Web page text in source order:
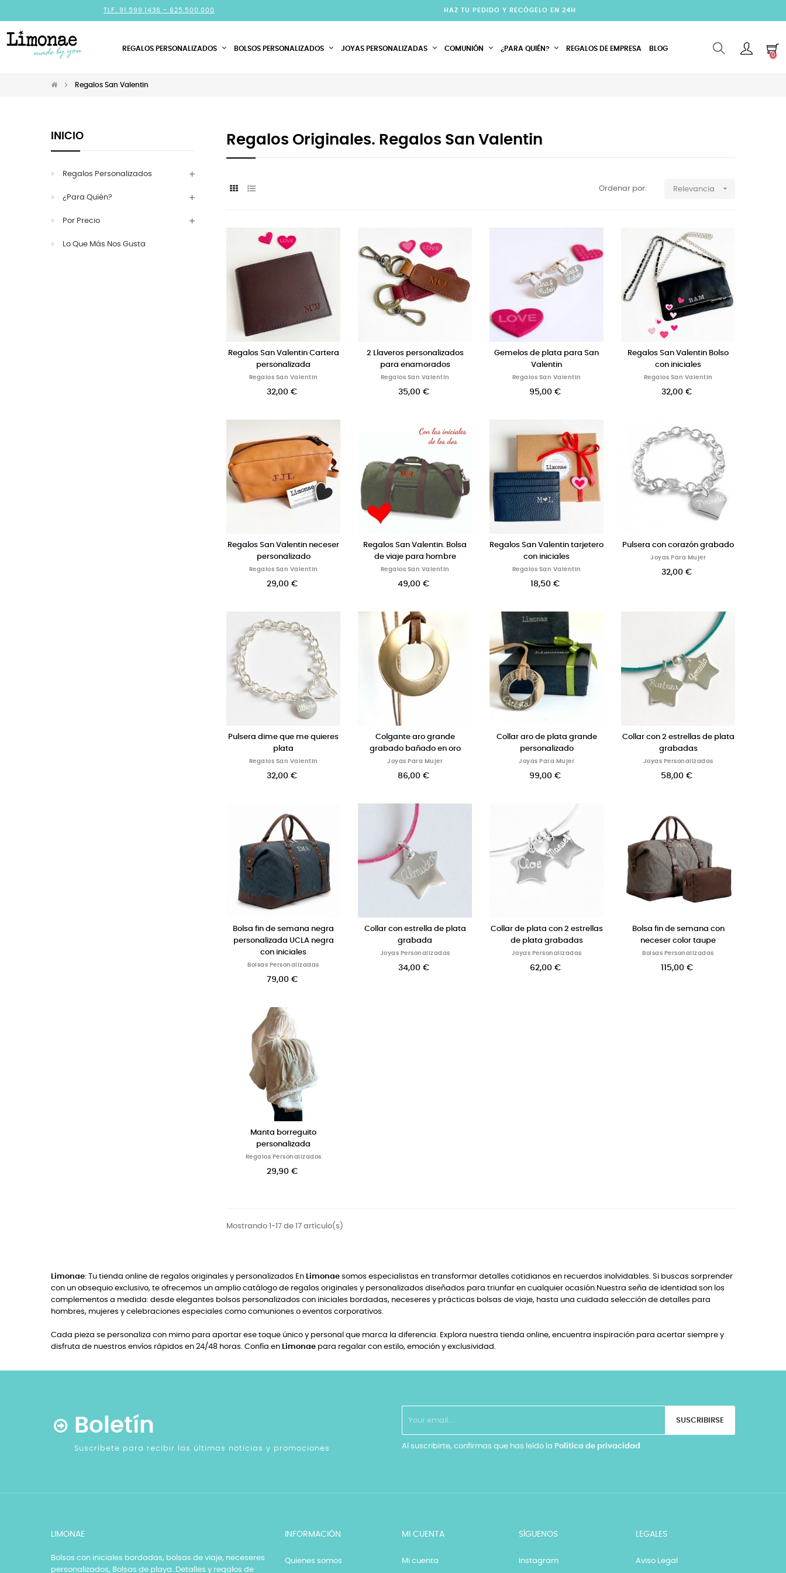
TLF. 91.599.1436 - 625.500.000 HAZ TU PEDIDO Y RECÓGELO EN 24H
REGALOS PERSONALIZADOS BOLSOS PERSONALIZADOS JOYAS PERSONALIZADAS COMUNIÓN ¿PARA QUIÉN? REGALOS DE EMPRESA BLOG
0
Regalos San Valentin
INICIO
Regalos Personalizados
¿Para Quién?
Por Precio
Lo Que Más Nos Gusta
Regalos Originales. Regalos San Valentin
Ordenar por: Relevancia 
Regalos San Valentin Cartera
personalizada
Regalos San Valentin
32,00 €
2 Llaveros personalizados
para enamorados
Regalos San Valentin
35,00 €
Gemelos de plata para San
Valentin
Regalos San Valentin
95,00 €
Regalos San Valentin Bolso
con iniciales
Regalos San Valentin
32,00 €
Regalos San Valentin neceser
personalizado
Regalos San Valentin
29,00 €
Regalos San Valentin. Bolsa
de viaje para hombre
Regalos San Valentin
49,00 €
Regalos San Valentin tarjetero
con iniciales
Regalos San Valentin
18,50 €
Pulsera con corazón grabado
Joyas Para Mujer
32,00 €
Pulsera dime que me quieres
plata
Regalos San Valentin
32,00 €
Colgante aro grande
grabado bañado en oro
Joyas Para Mujer
86,00 €
Collar aro de plata grande
personalizado
Joyas Para Mujer
99,00 €
Collar con 2 estrellas de plata
grabadas
Joyas Personalizadas
58,00 €
Bolsa fin de semana negra
personalizada UCLA negra
con iniciales
Bolsas Personalizadas
79,00 €
Collar con estrella de plata
grabada
Joyas Personalizadas
34,00 €
Collar de plata con 2 estrellas
de plata grabadas
Joyas Personalizadas
62,00 €
Bolsa fin de semana con
neceser color taupe
Bolsas Personalizadas
115,00 €
Manta borreguito
personalizada
Regalos Personalizados
29,90 €
Mostrando 1-17 de 17 artículo(s)
Limonae: Tu tienda online de regalos originales y personalizados En Limonae somos especialistas en transformar detalles cotidianos en recuerdos inolvidables. Si buscas sorprender
con un obsequio exclusivo, te ofrecemos un amplio catálogo de regalos originales y personalizados diseñados para triunfar en cualquier ocasión.Nuestra seña de identidad son los
complementos a medida: desde elegantes bolsos personalizados con iniciales bordadas, neceseres y prácticas bolsas de viaje, hasta una cuidada selección de detalles para
hombres, mujeres y celebraciones especiales como comuniones o eventos corporativos.
Cada pieza se personaliza con mimo para aportar ese toque único y personal que marca la diferencia. Explora nuestra tienda online, encuentra inspiración para acertar siempre y
disfruta de nuestros envíos rápidos en 24/48 horas. Confía en Limonae para regalar con estilo, emoción y exclusividad.
Boletín
Suscríbete para recibir las últimas noticias y promociones
SUSCRIBIRSE
Al suscribirte, confirmas que has leído la Política de privacidad
LIMONAE
Bolsos con iniciales bordadas, bolsas de viaje, neceseres
personalizados, Bolsas de playa. Detalles y regalos de
INFORMACIÓN
Quienes somos
MI CUENTA
Mi cuenta
SÍGUENOS
Instagram
LEGALES
Aviso Legal